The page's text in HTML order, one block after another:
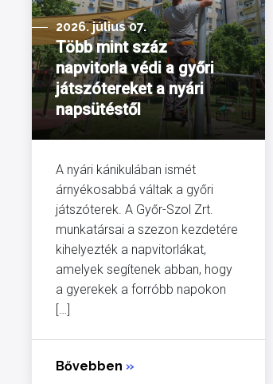
2026. július 07.
Több mint száz
napvitorla védi a győri
játszótereket a nyári
napsütéstől
A nyári kánikulában ismét
árnyékosabbá váltak a győri
játszóterek. A Győr-Szol Zrt.
munkatársai a szezon kezdetére
kihelyezték a napvitorlákat,
amelyek segítenek abban, hogy
a gyerekek a forróbb napokon
[…]
Bővebben »